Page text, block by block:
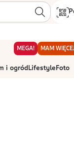
MEGA! MAM
i ogród Lifestyle Foto